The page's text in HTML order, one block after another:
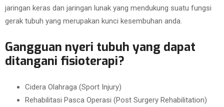
jaringan keras dan jaringan lunak yang mendukung suatu fungsi
gerak tubuh yang merupakan kunci kesembuhan anda.
Gangguan nyeri tubuh yang dapat
ditangani fisioterapi?
Cidera Olahraga (Sport Injury)
Rehabilitasi Pasca Operasi (Post Surgery Rehabilitation)